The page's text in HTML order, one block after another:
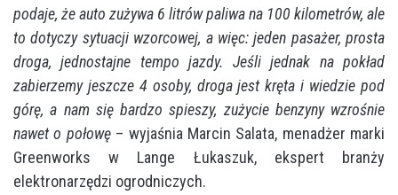
podaje, że auto zużywa 6 litrów paliwa na 100 kilometrów, ale
to dotyczy sytuacji wzorcowej, a więc: jeden pasażer, prosta
droga, jednostajne tempo jazdy. Jeśli jednak na pokład
zabierzemy jeszcze 4 osoby, droga jest kręta i wiedzie pod
górę, a nam się bardzo spieszy, zużycie benzyny wzrośnie
nawet o połowę– wyjaśnia Marcin Salata, menadżer marki
Greenworks w Lange Łukaszuk, ekspert branży
elektronarzędzi ogrodniczych.